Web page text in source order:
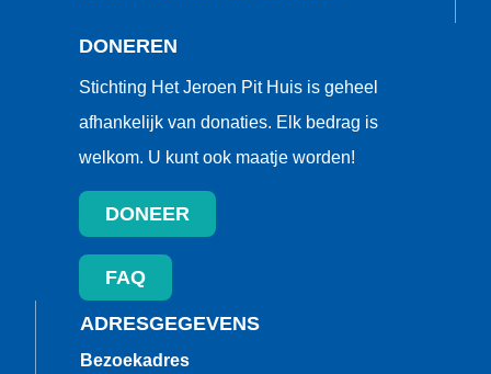
DONEREN
Stichting Het Jeroen Pit Huis is geheel
afhankelijk van donaties. Elk bedrag is
welkom. U kunt ook maatje worden!
DONEER
FAQ
ADRESGEGEVENS
Bezoekadres